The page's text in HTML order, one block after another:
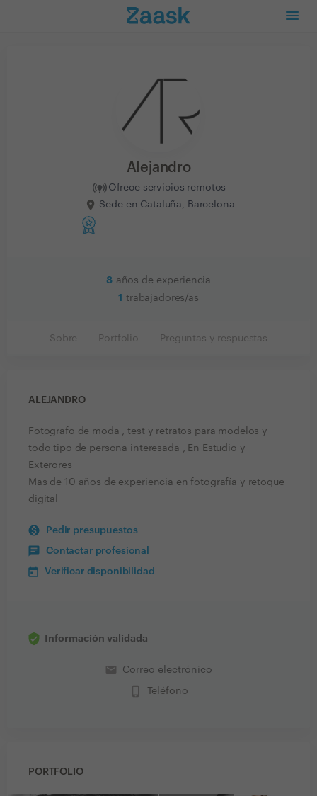
Alejandro
Ofrece servicios remotos
Sede en Cataluña, Barcelona
8 años de experiencia
1 trabajadores/as
Sobre Portfolio Preguntas y respuestas
ALEJANDRO
Fotografo de moda , test y retratos para modelos y
todo tipo de persona interesada , En Estudio y
Exterores
Mas de 10 años de experiencia en fotografía y retoque
digital
Pedir presupuestos
Contactar profesional
Verificar disponibilidad
Información validada
email Correo electrónico
phone_iphone Teléfono
PORTFOLIO